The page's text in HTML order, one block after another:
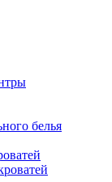
белья